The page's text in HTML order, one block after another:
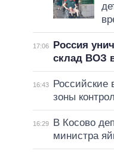
17:06
Россия
склад ВОЗ
16:43
Российские
зоны
16:29
В Косово
министра